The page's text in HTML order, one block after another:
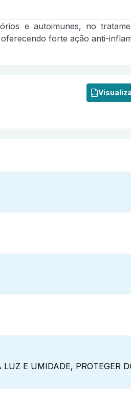
e autoimunes, no
forte ação anti-
E UMIDADE, PROTEGER